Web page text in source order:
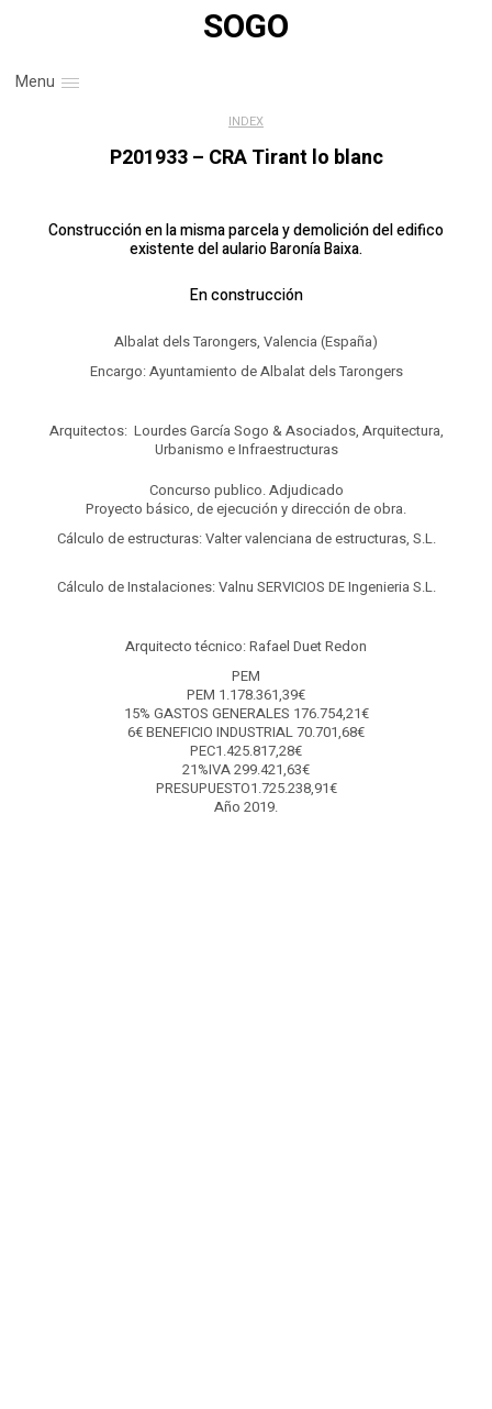
SOGO
Menu
INDEX
P201933 – CRA Tirant lo blanc
Construcción en la misma parcela y demolición del edifico
existente del aulario Baronía Baixa.
En construcción
Albalat dels Tarongers, Valencia (España)
Encargo: Ayuntamiento de Albalat dels Tarongers
Arquitectos: Lourdes García Sogo & Asociados, Arquitectura,
Urbanismo e Infraestructuras
Concurso publico. Adjudicado
Proyecto básico, de ejecución y dirección de obra.
Cálculo de estructuras: Valter valenciana de estructuras, S.L.
Cálculo de Instalaciones: Valnu SERVICIOS DE Ingenieria S.L.
Arquitecto técnico: Rafael Duet Redon
PEM
PEM 1.178.361,39€
15% GASTOS GENERALES 176.754,21€
6€ BENEFICIO INDUSTRIAL 70.701,68€
PEC1.425.817,28€
21%IVA 299.421,63€
PRESUPUESTO1.725.238,91€
Año 2019.